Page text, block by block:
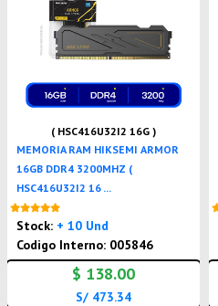
( HSC416U32I2 16G )
MEMORIA RAM HIKSEMI ARMOR
16GB DDR4 3200MHZ (
HSC416U32I2 16 ...
Stock: + 10 Und
Codigo Interno: 005846
$ 138.00
S/ 473.34